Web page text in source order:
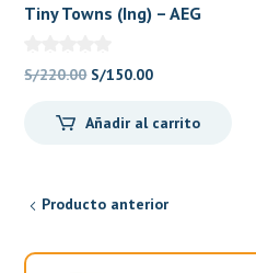
Tiny Towns (Ing) – AEG
S/220.00 El
original
S/150.00El
actual
Añadir al carrito
Producto anterior